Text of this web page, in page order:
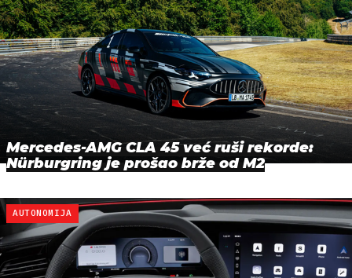
Mercedes-AMG CLA 45 već ruši rekorde:
Nürburgring je prošao brže od M2
AUTONOMIJA